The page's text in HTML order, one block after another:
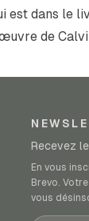
est dans le
de
Recevez
En vous
Brevo.
vous